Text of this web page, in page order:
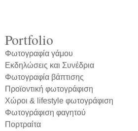
Portfolio
Φωτογραφία γάμου
Εκδηλώσεις και Συνέδρια
Φωτογραφία βάπτισης
Προϊοντική φωτογράφιση
Χώροι & lifestyle φωτογράφιση
Φωτογράφιση φαγητού
Πορτραίτα